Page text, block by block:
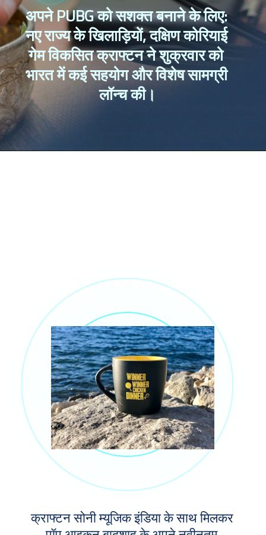
अपने PUBG को सशक्त बनाने के लिए:
नए राज्य के खिलाड़ियों, दक्षिण कोरियाई
गेम विकसित क्राफ्टन ने शुक्रवार को
भारत में कई सहयोग और विशेष सामग्री
लॉन्च की।
क्राफ्टन सोनी म्यूजिक इंडिया के साथ मिलकर